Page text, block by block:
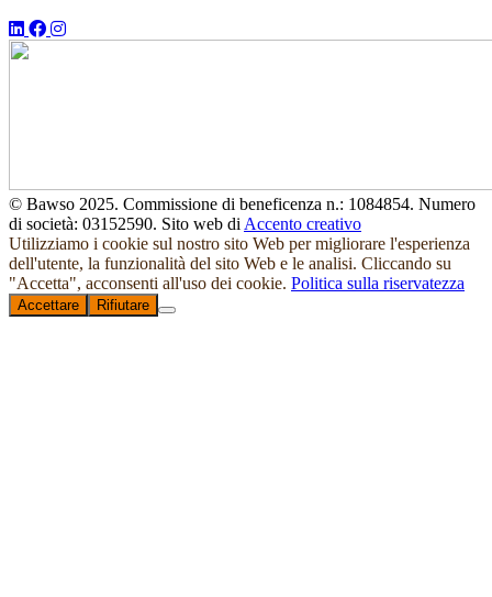
© Bawso 2025. Commissione di beneficenza n.: 1084854. Numero
di società: 03152590. Sito web diAccento creativo
Utilizziamo i cookie sul nostro sito Web per migliorare l'esperienza
dell'utente, la funzionalità del sito Web e le analisi. Cliccando su
"Accetta", acconsenti all'uso dei cookie. Politica sulla riservatezza
Accettare Rifiutare